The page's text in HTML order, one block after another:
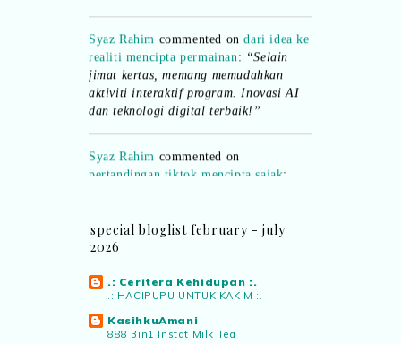
realiti mencipta permainan:“Selain
jimat kertas, memang memudahkan
aktiviti interaktif program. Inovasi AI
dan teknologi digital terbaik!”
pertandingan tiktok mencipta sajak
“Menarik sungguh Pertandingan TikTok
bakat puisi kebangsaan dan
patriotisme.”
Eyma Balkish commented on
pertandingan tiktok mencipta sajak
“Menarik..tapi lama tak mengarang
special bloglist february - july
2026
.: Ceritera Kehidupan :.
.: HACIPUPU UNTUK KAK M :.
KasihkuAmani
888 3in1 Instat Milk Tea